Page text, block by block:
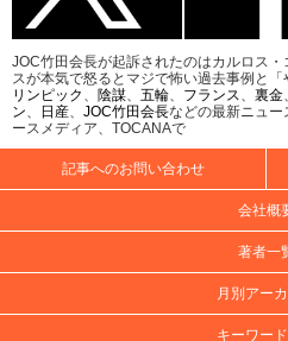
JOC竹田会長が起訴されたのはカルロス
スが本気で怒るとマジで怖い過去事例と「
リンピック 、 陰謀、 五輪、 フランス、 裏金、
ン、 日産、 JOC竹田会長などの最新ニュー
ースメディア、TOCANAで
記事へのお問い合わせ
会社概
著者一
月別アー
キーワード